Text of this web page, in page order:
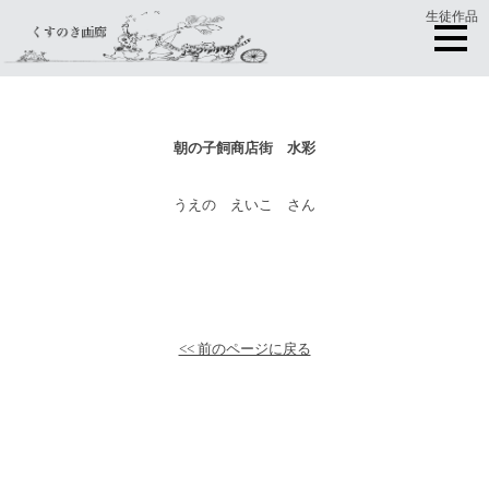
生徒作品
朝の子飼商店街 水彩
うえの えいこ さん
<< 前のページに戻る